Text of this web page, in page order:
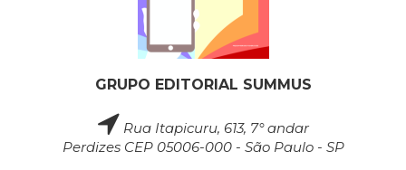
GRUPO EDITORIAL SUMMUS
Rua Itapicuru, 613, 7° andar
Perdizes CEP 05006-000 - São Paulo - SP